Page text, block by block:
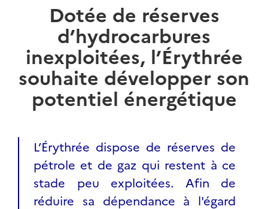
Dotée de réserves
d’hydrocarbures
inexploitées, l’Érythrée
souhaite développer son
potentiel énergétique
L’Érythrée dispose de réserves de
pétrole et de gaz qui restent à ce
stade peu exploitées. Afin de
réduire sa dépendance à l'égard